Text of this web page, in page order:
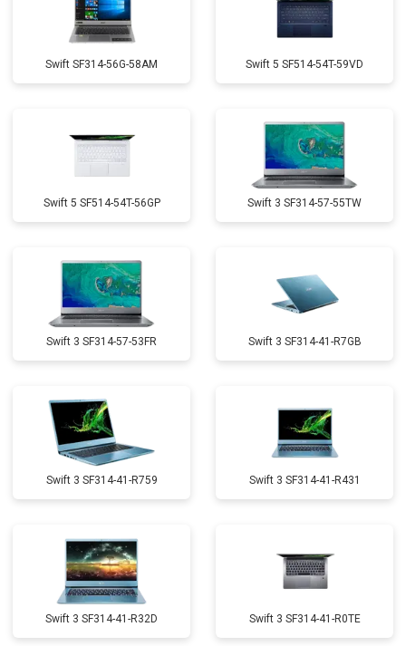
Swift SF314-56G-58AM Swift 5 SF514-54T-59VD
Swift 5 SF514-54T-56GP Swift 3 SF314-57-55TW
Swift 3 SF314-57-53FR Swift 3 SF314-41-R7GB
Swift 3 SF314-41-R759 Swift 3 SF314-41-R431
Swift 3 SF314-41-R32D Swift 3 SF314-41-R0TE